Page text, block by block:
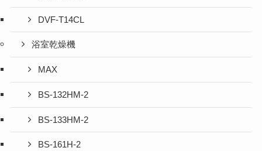
DVF-T14CL
浴室乾燥機
MAX
BS-132HM-2
BS-133HM-2
BS-161H-2